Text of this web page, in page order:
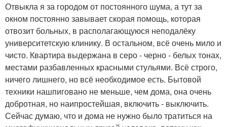
Отвыкла я за городом от постоянного шума, а тут за
окном постоянно завывает скорая помощь, которая
отвозит больных, в располагающуюся неподалёку
университетскую клинику. В остальном, всё очень мило и
чисто. Квартира выдержана в серо - черно - белых тонах,
местами разбавленных красными стульями. Всё строго,
ничего лишнего, но всё необходимое есть. Бытовой
техники нашпиговано не меньше, чем дома, она очень
добротная, но наипростейшая, включить - выключить.
Сейчас думаю, что и дома не нужно было тратиться на